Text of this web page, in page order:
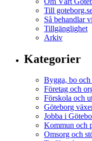
Till
Så behandlar
Tillgänglighet
Arkiv
Kategorier
Bygga, bo
Företag och
Förskola och
Göteborg
Jobba i
Kommun och
Omsorg och